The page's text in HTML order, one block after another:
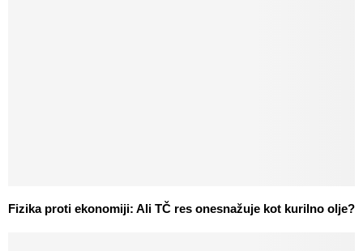
Fizika proti ekonomiji: Ali TČ res onesnažuje kot kurilno olje?